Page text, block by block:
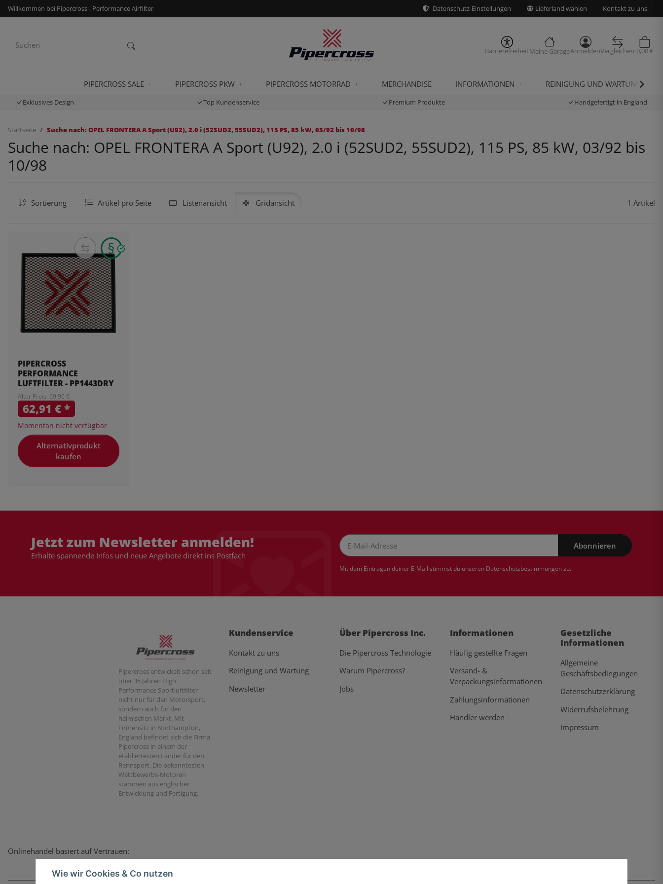
Wie wir Cookies & Co nutzen
Willkommen bei Pipercross - Performance Airfilter Datenschutz-Einstellungen Lieferland wählen Kontakt zu uns
BarrierefreiheitMeine GarageAnmeldenVergleichen 0,00 €
PIPERCROSS SALE PIPERCROSS PKW PIPERCROSS MOTORRAD MERCHANDISE INFORMATIONEN REINIGUNG UND WARTUNG
Exklusives Design Top Kundenservice Premium Produkte Handgefertigt in England
Startseite Suche nach: OPEL FRONTERA A Sport (U92), 2.0 i (52SUD2, 55SUD2), 115 PS, 85 kW, 03/92 bis 10/98
Suche nach: OPEL FRONTERA A Sport (U92), 2.0 i (52SUD2, 55SUD2), 115 PS, 85 kW, 03/92 bis
10/98
Sortierung Artikel pro Seite Listenansicht Gridansicht 1 Artikel
PIPERCROSS
PERFORMANCE
LUFTFILTER - PP1443DRY
Alter Preis: 69,90 €
62,91 €*
Momentan nicht verfügbar
Alternativprodukt
kaufen
Jetzt zum Newsletter anmelden!
Erhalte spannende Infos und neue Angebote direkt ins Postfach
Abonnieren
Mit dem Eintragen deiner E-Mail stimmst du unseren Datenschutzbestimmungenzu.
Pipercross entwickelt schon seit
über 35 Jahren High
Performance Sportluftfilter
nicht nur für den Motorsport,
sondern auch für den
heimischen Markt. Mit
Firmensitz in Northampton,
England befindet sich die Firma
Pipercross in einem der
etabliertesten Länder für den
Rennsport. Die bekanntesten
Wettbewerbs-Motoren
stammen aus englischer
Entwicklung und Fertigung.
Kundenservice
Kontakt zu uns
Reinigung und Wartung
Newsletter
Über Pipercross Inc.
Die Pipercross Technologie
Warum Pipercross?
Jobs
Informationen
Häufig gestellte Fragen
Versand- &
Verpackungsinformationen
Zahlungsinformationen
Händler werden
Gesetzliche
Informationen
Allgemeine
Geschäftsbedingungen
Datenschutzerklärung
Widerrufsbelehrung
Impressum
Onlinehandel basiert auf Vertrauen: